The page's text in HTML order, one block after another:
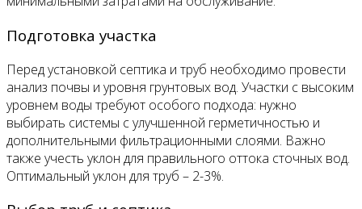
Подготовка участка
Перед установкой септика и труб необходимо провести
анализ почвы и уровня грунтовых вод. Участки с высоким
уровнем воды требуют особого подхода: нужно
выбирать системы с улучшенной герметичностью и
дополнительными фильтрационными слоями. Важно
также учесть уклон для правильного оттока сточных вод.
Оптимальный уклон для труб – 2-3%.